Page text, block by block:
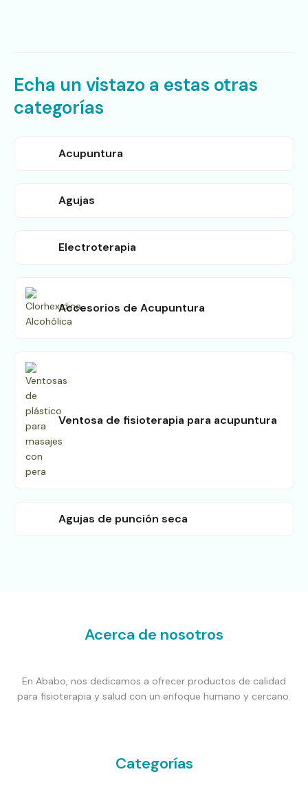
Echa un vistazo a estas otras
categorías
Acupuntura
Agujas
Electroterapia
Accesorios de Acupuntura
Ventosa de fisioterapia para acupuntura
Agujas de punción seca
Acerca de nosotros
En Ababo, nos dedicamos a ofrecer productos de calidad
para fisioterapia y salud con un enfoque humano y cercano.
Categorías